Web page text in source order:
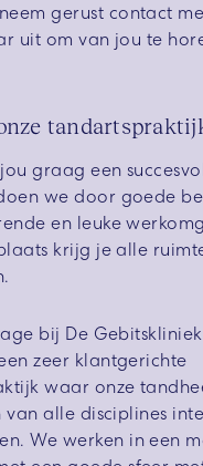
gerust contact
uit om van jou te
graag een
we door goede
en leuke
krijg je alle
bij De
zeer klantgerichte
waar onze
van alle disciplines
We werken in een